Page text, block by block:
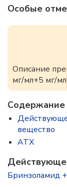
Особые
Описание
мг/мл+5 мг/
Содержание
вещество
ATX
Бринзоламид